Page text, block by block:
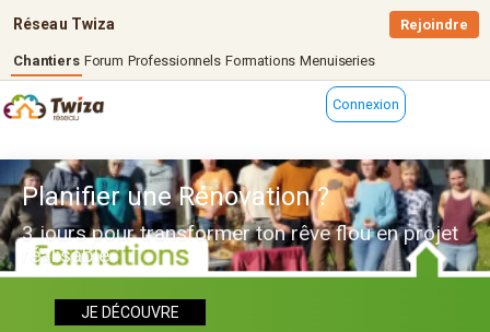
Réseau Twiza
Chantiers Forum Professionnels Formations Menuiseries
Rejoindre
Connexion
Planifier une Rénovation ?
3 jours pour transformer ton rêve flou en projet
réalisable
JE DÉCOUVRE